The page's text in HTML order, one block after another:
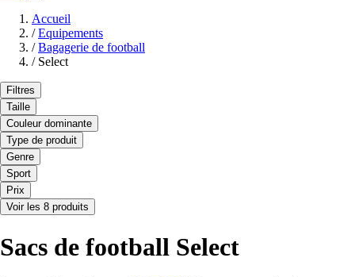
Accueil
/ Equipements
/ Bagagerie de football
/ Select
Filtres
Taille
Couleur dominante
Type de produit
Genre
Sport
Prix
Voir les 8 produits
Sacs de football Select